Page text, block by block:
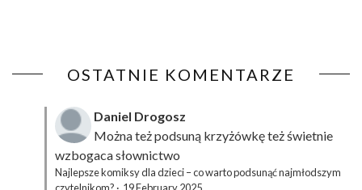
OSTATNIE KOMENTARZE
Daniel Drogosz
Można też podsuną krzyżówkęteż świetnie
wzbogaca słownictwo
Najlepsze komiksy dla dzieci – co warto podsunąć najmłodszym
czytelnikom? · 19 February 2025